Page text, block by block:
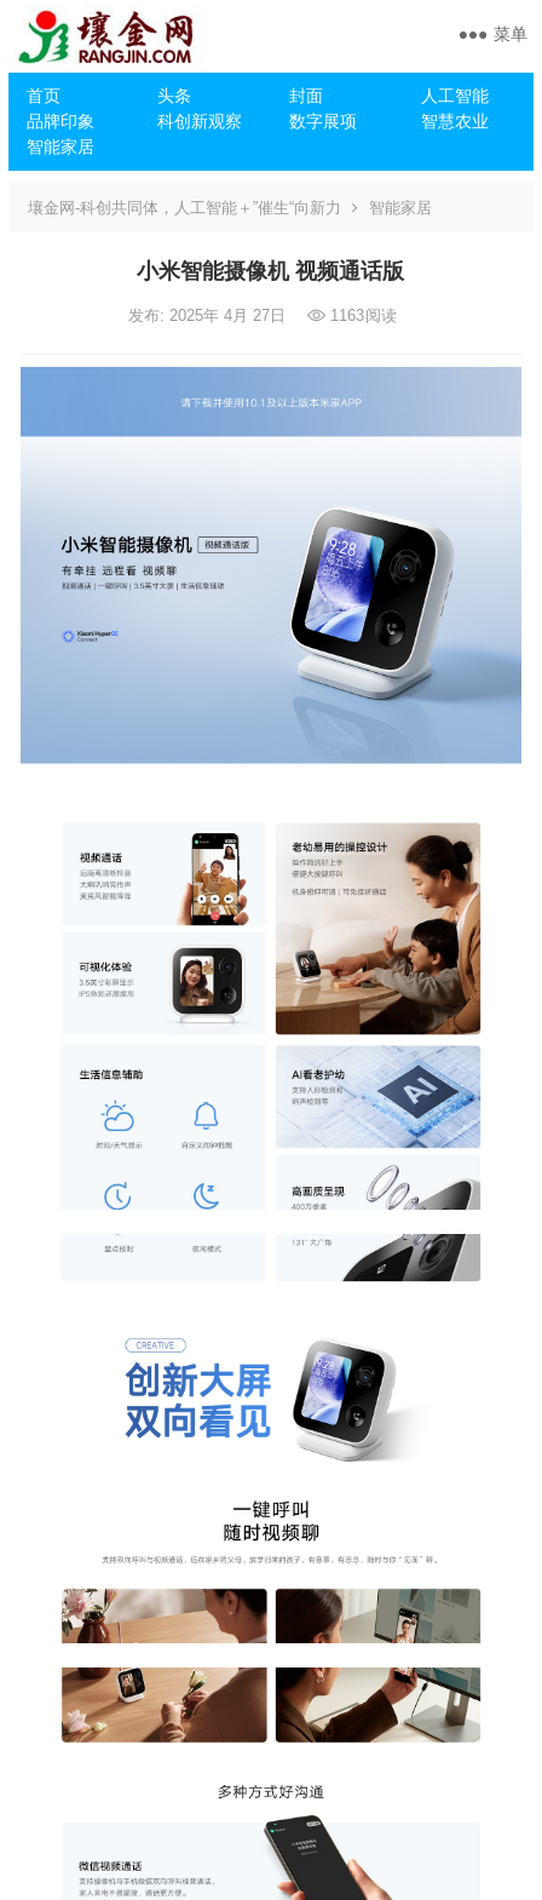
首页 头条 封面
人工智能
品牌印象
科创新观察 数字展项
智慧农业
智能家居
菜单
壤金网-科创共同体，人工智能＋”催生“向新力 智能家居
小米智能摄像机 视频通话版
发布: 2025年 4月 27日 1163阅读